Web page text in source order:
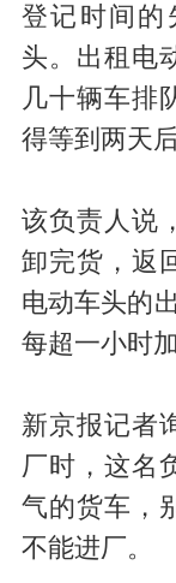
登记时间的
头。出租电
几十辆车排
得等到两天
该负责人说
卸完货，返
电动车头的
每超一小时
新京报记者
厂时，这名
气的货车，
不能进厂。